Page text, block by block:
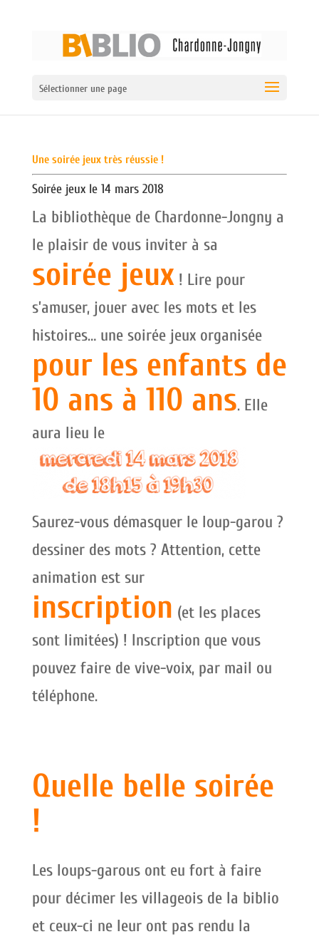
Sélectionner une page
Une soirée jeux très réussie !
Soirée jeux le 14 mars 2018
La bibliothèque de Chardonne-Jongny a
le plaisir de vous inviter à sa
soirée jeux! Lire pour
s’amuser, jouer avec les mots et les
histoires… une soirée jeux organisée
pour les enfants de
10 ans à 110 ans. Elle
aura lieu le
Saurez-vous démasquer le loup-garou ?
dessiner des mots ? Attention, cette
animation est sur
inscription (et les places
sont limitées) ! Inscription que vous
pouvez faire de vive-voix, par mail ou
téléphone.
Quelle belle soirée
!
Les loups-garous ont eu fort à faire
pour décimer les villageois de la biblio
et ceux-ci ne leur ont pas rendu la